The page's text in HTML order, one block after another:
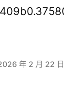
年 2 月 22 日